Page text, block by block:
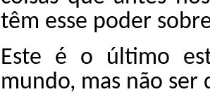
têm esse poder
Este é o último
mundo, mas não ser